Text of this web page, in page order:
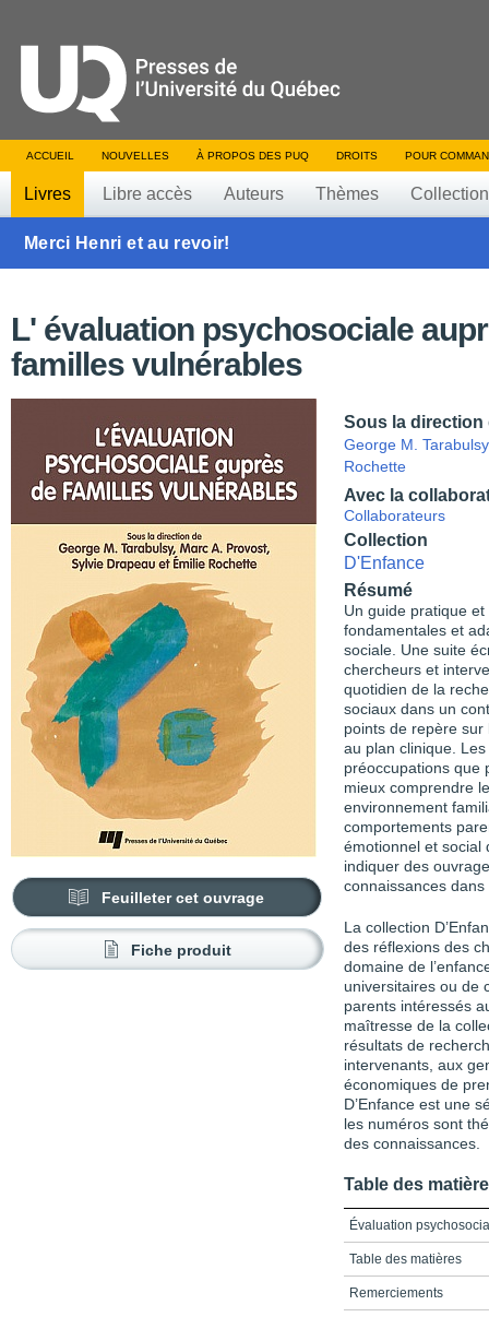
ACCUEIL NOUVELLES À PROPOS DES PUQ DROITS POUR
Livres Libre accès Auteurs Thèmes
Merci Henri et au revoir!
L' évaluation psychosociale
familles vulnérables
Feuilleter cet ouvrage
Fiche produit
Sous la direction
George M. Tarabulsy
Rochette
Avec la
Collaborateurs
Collection
D'Enfance
Résumé
Un guide pratique
fondamentales et
sociale. Une suite
chercheurs et
quotidien de la
sociaux dans un
points de repère sur
au plan clinique.
préoccupations que
mieux comprendre
environnement
comportements
émotionnel et social
indiquer des
connaissances dans
La collection
des réflexions des
domaine de
universitaires ou de
parents intéressés
maîtresse de la
résultats de
intervenants, aux
économiques de
D’Enfance est une
les numéros sont
des connaissances.
Table des
Évaluation
Table des matières
Remerciements